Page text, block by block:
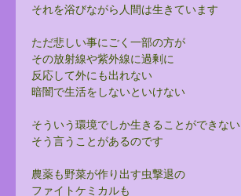
それを浴びながら人間は生きています
ただ悲しい事にごく一部の方が
その放射線や紫外線に過剰に
反応して外にも出れない
暗闇で生活をしないといけない
そういう環境でしか生きることができない
そう言うことがあるのです
農薬も野菜が作り出す虫撃退の
ファイトケミカルも